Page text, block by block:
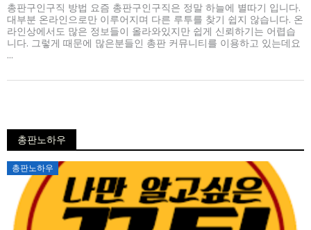
총판구인구직 방법 요즘 총판구인구직은 정말 하늘에 별따기 입니다.
대부분 온라인으로만 이루어지며 다른 루투를 찾기 쉽지 않습니다. 온
라인상에서도 많은 정보들이 올라와있지만 쉽게 신뢰하기는 어렵습
니다. 그렇게 때문에 많은분들인 총판 커뮤니티를 이용하고 있는데요
...
총판노하우
총판노하우
Posted
on